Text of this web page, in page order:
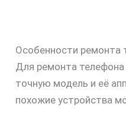
Особенности ремонта
Для ремонта
точную модель и её
похожие устройства